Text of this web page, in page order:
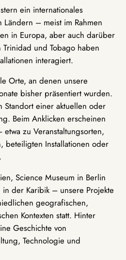
ein internationales
Ländern – meist im Rahmen
in Europa, aber auch darüber
und Tobago haben
interagiert.
Orte, an denen unsere
bisher präsentiert wurden.
Standort einer aktuellen oder
Beim Anklicken erscheinen
zu Veranstaltungsorten,
beteiligten Installationen oder
Science Museum in Berlin
der Karibik – unsere Projekte
geografischen,
Kontexten statt. Hinter
Geschichte von
Technologie und